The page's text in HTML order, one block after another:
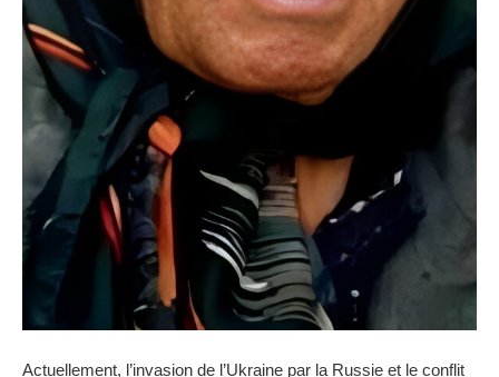
Actuellement, l’invasion de l’Ukraine par la Russie et le conflit